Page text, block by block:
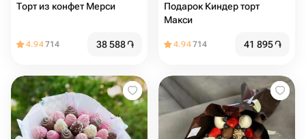
Торт из конфет Мерси
4.94714 38 588֏
Подарок Киндер торт
Макси
4.94714 41 895֏